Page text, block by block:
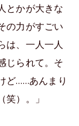
とかが大きな
の力がすごい
は、一人一人
じられて。そ
ど……あんまり
）。」